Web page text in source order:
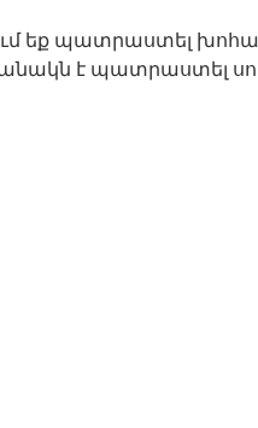
եք պատրաստել
է պատրաստել